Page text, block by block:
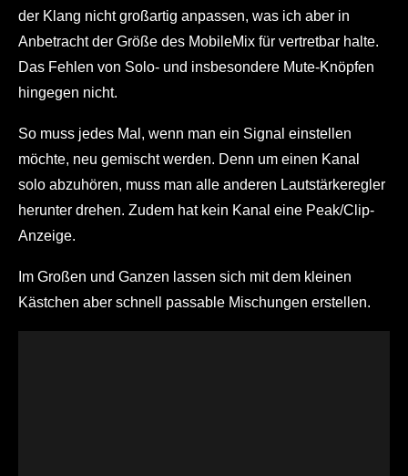
der Klang nicht großartig anpassen, was ich aber in
Anbetracht der Größe des MobileMix für vertretbar halte.
Das Fehlen von Solo- und insbesondere Mute-Knöpfen
hingegen nicht.
So muss jedes Mal, wenn man ein Signal einstellen
möchte, neu gemischt werden. Denn um einen Kanal
solo abzuhören, muss man alle anderen Lautstärkeregler
herunter drehen. Zudem hat kein Kanal eine Peak/Clip-
Anzeige.
Im Großen und Ganzen lassen sich mit dem kleinen
Kästchen aber schnell passable Mischungen erstellen.